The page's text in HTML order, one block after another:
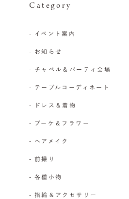
Category
- イベント案内
- お知らせ
- チャペル＆パーティ会場
- テーブルコーディネート
- ドレス＆着物
- ブーケ＆フラワー
- ヘアメイク
- 前撮り
- 各種小物
- 指輪＆アクセサリー